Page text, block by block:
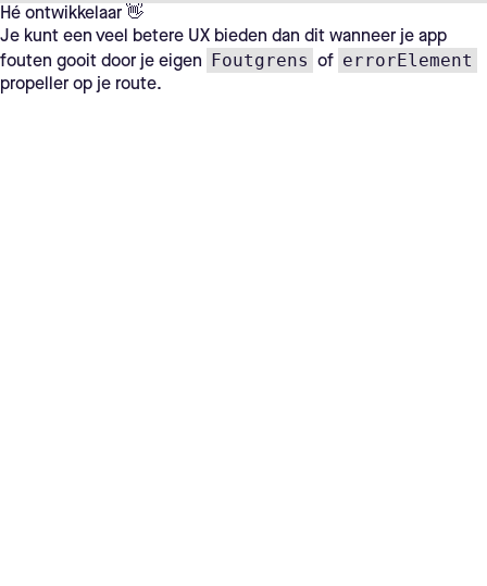
Hé ontwikkelaar 👋
Je kunt een veel betere UX bieden dan dit wanneer je app
fouten gooit door je eigen
Foutgrens of errorElement
propeller op je route.